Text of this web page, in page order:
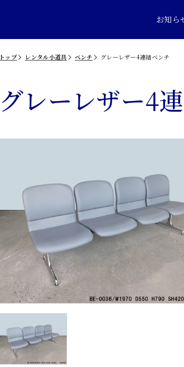
お知ら
トップ レンタル小道具 ベンチ グレーレザー4連結ベンチ
グレーレザー4